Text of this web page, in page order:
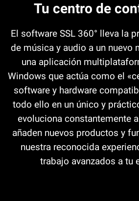
Tu centro de
El software SSL 360° lleva la
de música y audio a un nuevo
una aplicación
Windows que actúa como el
software y hardware
todo ello en un único y
evoluciona constantemente
añaden nuevos productos y
nuestra reconocida
trabajo avanzados a tu